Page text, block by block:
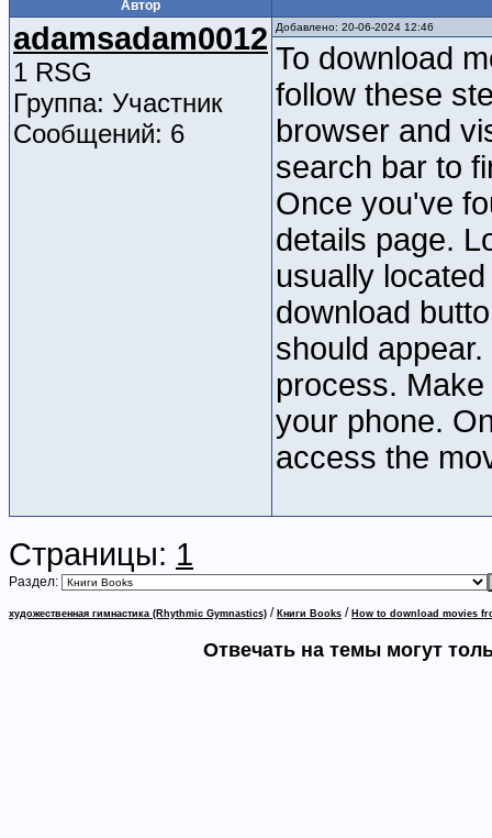
Автор
adamsadam0012
1 RSG
Группа: Участник
Сообщений: 6
Добавлено: 20-06-2024 12:46
To download
follow these
browser and
search bar to
Once you've
details page.
usually
download
should
process.
your phone.
access the
Страницы: 1
Раздел:
художественная гимнастика (Rhythmic Gymnastics) / Книги Books / How to download movies
Отвечать на темы могут